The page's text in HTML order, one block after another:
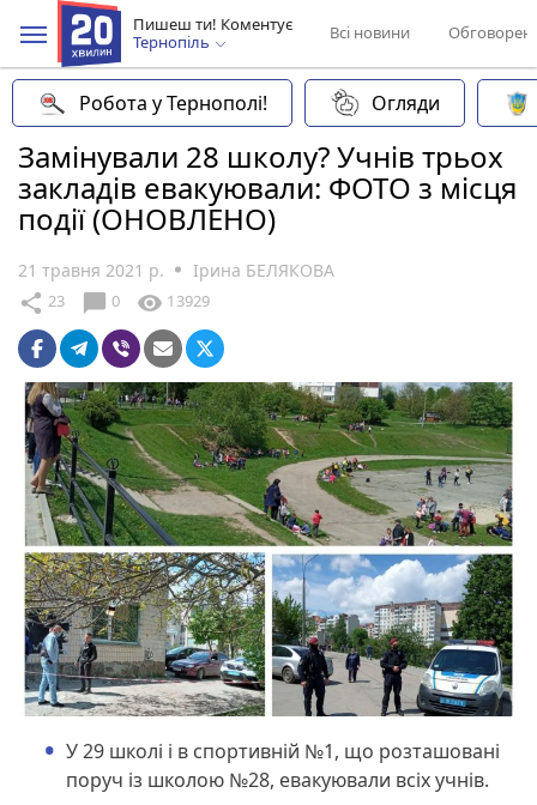
Пишеш ти! Коментує
Тернопіль
Всі новини
Робота у Тернополі! Огляди
Замінували 28 школу? Учнів трьох
закладів евакуювали: ФОТО з місця
події (ОНОВЛЕНО)
21 травня 2021 р. Ірина БЕЛЯКОВА
share 23 chat_bubble 0 visibility 13929
У 29 школі і в спортивній №1, що розташовані
поруч із школою №28, евакуювали всіх учнів.